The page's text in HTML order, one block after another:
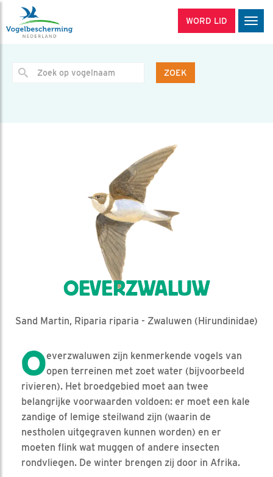
WORD LID
ZOEK
OEVERZWALUW
Sand Martin, Riparia riparia - Zwaluwen (Hirundinidae)
Oeverzwaluwen zijn kenmerkende vogels van
open terreinen met zoet water (bijvoorbeeld
rivieren). Het broedgebied moet aan twee
belangrijke voorwaarden voldoen: er moet een kale
zandige of lemige steilwand zijn (waarin de
nestholen uitgegraven kunnen worden) en er
moeten flink wat muggen of andere insecten
rondvliegen. De winter brengen zij door in Afrika.